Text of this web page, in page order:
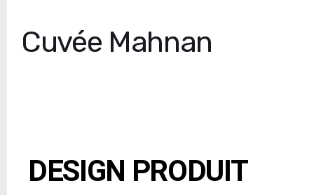
Cuvée Mahnan
DESIGN PRODUIT